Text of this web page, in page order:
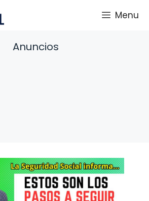
Menu
Anuncios